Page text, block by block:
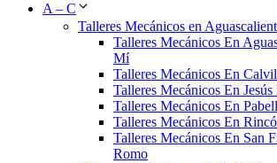
A – C
Talleres Mecánicos en
Talleres Mecánicos En
Mí
Talleres Mecánicos En
Talleres Mecánicos En Jesús
Talleres Mecánicos En
Talleres Mecánicos En
Talleres Mecánicos En San
Romo